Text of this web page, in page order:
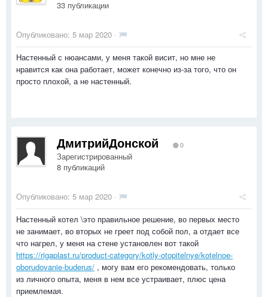
33 публикации
Опубликовано: 5 мар 2020 ·
Настенный с нюансами, у меня такой висит, но мне не
нравится как она работает, может конечно из-за того, что он
просто плохой, а не настенный.
ДмитрийДонской 0
Зарегистрированный
8 публикаций
Опубликовано: 5 мар 2020 ·
Настенный котел \это правильное решение, во первых место
не занимает, во вторых не греет под собой пол, а отдает все
что нагрел, у меня на стене установлен вот такой
https://rigaplast.ru/product-category/kotly-otopitelnye/kotelnoe-
oborudovanie-buderus/ , могу вам его рекомендовать, только
из личного опыта, меня в нем все устраивает, плюс цена
приемлемая.